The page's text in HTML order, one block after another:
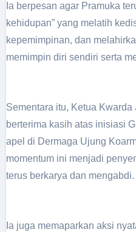
Ia berpesan agar Pramuka
kehidupan” yang melatih
kepemimpinan, dan
memimpin diri sendiri serta
Sementara itu, Ketua Kwarda
berterima kasih atas inisiasi
apel di Dermaga Ujung
momentum ini menjadi
terus berkarya dan mengabdi.
Ia juga memaparkan aksi